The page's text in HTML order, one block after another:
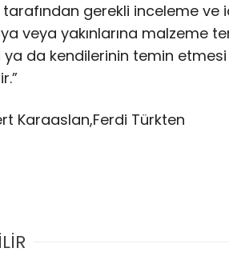
gerekli inceleme ve
veya yakınlarına malzeme
da kendilerinin temin
Karaaslan,Ferdi Türkten